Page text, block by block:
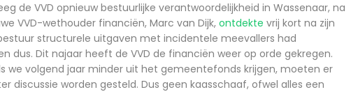
de VVD opnieuw bestuurlijke verantwoordelijkheid in Wassenaar, na
VVD-wethouder financiën, Marc van Dijk, ontdekte vrij kort na zijn
structurele uitgaven met incidentele meevallers had
dus. Dit najaar heeft de VVD de financiën weer op orde gekregen.
we volgend jaar minder uit het gemeentefonds krijgen, moeten er
worden gesteld. Dus geen kaasschaaf, ofwel alles een